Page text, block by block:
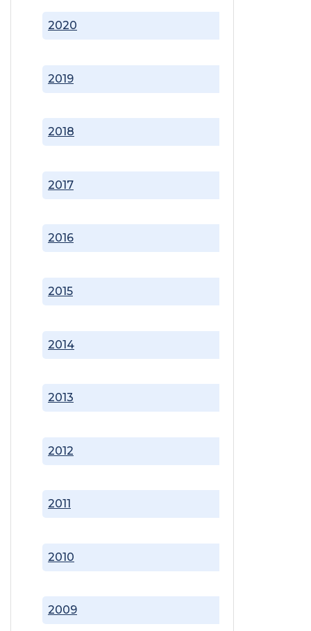
2009
2010
2011
2012
2013
2014
2015
2016
2017
2018
2019
2020